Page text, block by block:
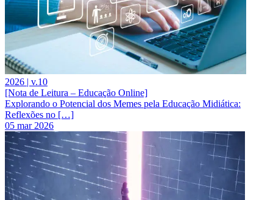
2026 | v.10
[Nota de Leitura – Educação Online]
Explorando o Potencial dos Memes pela Educação Midiática:
Reflexões no […]
05 mar 2026